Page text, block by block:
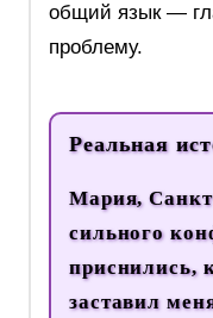
общий язык —
проблему.
Реальная
Мария,
сильного
приснились,
заставил